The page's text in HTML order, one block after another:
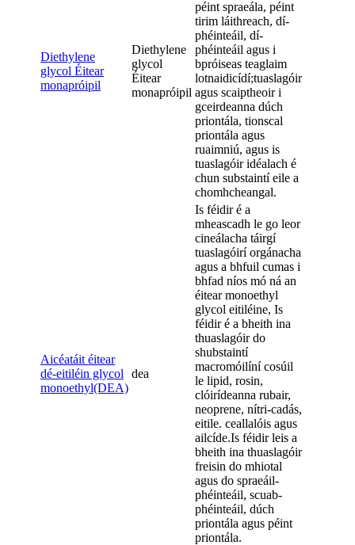
Diethylene
glycol Éitear
monapróipil
Diethylene
glycol
Éitear
monapróipil
péint spraeála, péint
tirim láithreach, dí-
phéinteáil, dí-
phéinteáil agus i
bpróiseas teaglaim
lotnaidicídí;tuaslagóir
agus scaiptheoir i
gceirdeanna dúch
priontála, tionscal
priontála agus
ruaimniú, agus is
tuaslagóir idéalach é
chun substaintí eile a
chomhcheangal.
Aicéatáit éitear
dé-eitiléin glycol
monoethyl(DEA)
dea
Is féidir é a
mheascadh le go leor
cineálacha táirgí
tuaslagóirí orgánacha
agus a bhfuil cumas i
bhfad níos mó ná an
éitear monoethyl
glycol eitiléine, Is
féidir é a bheith ina
thuaslagóir do
shubstaintí
macromóilíní cosúil
le lipid, rosin,
clóirídeanna rubair,
neoprene, nítri-cadás,
eitile. ceallalóis agus
ailcíde.Is féidir leis a
bheith ina thuaslagóir
freisin do mhiotal
agus do spraeáil-
phéinteáil, scuab-
phéinteáil, dúch
priontála agus péint
priontála.